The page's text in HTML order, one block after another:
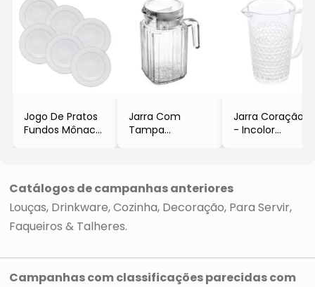
Jogo De Pratos
Fundos Mônaco
- Wolff
Jarra Com
Tampa
- Lyor
Jarra Coração
- Incolor
Catálogos de campanhas anteriores
Louças Drinkware Cozinha Decoração Para Servir
Faqueiros & Talheres
Campanhas com classificações parecidas com